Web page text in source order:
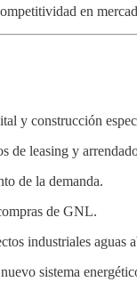
en
y construcción
de leasing y
de la demanda.
de GNL.
industriales aguas
sistema